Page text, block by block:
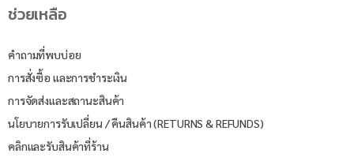
ช่วยเหลือ
คำถามที่พบบ่อย
การสั่งซื้อ และการชำระเงิน
การจัดส่งและสถานะสินค้า
นโยบายการรับเปลี่ยน / คืนสินค้า (RETURNS & REFUNDS)
คลิกและรับสินค้าที่ร้าน